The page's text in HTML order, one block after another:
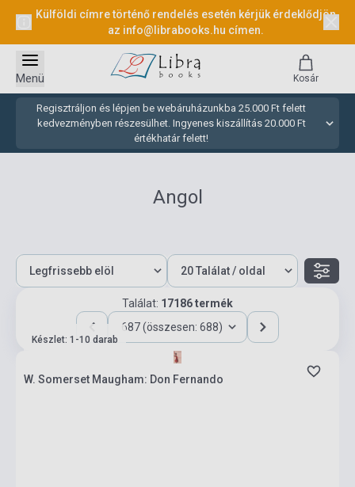
Külföldi címre történő rendelés esetén kérjük érdeklődjön
az info@librabooks.hu címen.
Regisztráljon és lépjen be webáruházunkba 25.000 Ft felett
kedvezményben részesülhet. Ingyenes kiszállítás 20.000 Ft
értékhatár felett!
Menü Kosár
Angol
Találat: 17186 termék
687 (összesen: 688)
Készlet: 1-10 darab
W. Somerset Maugham: Don Fernando